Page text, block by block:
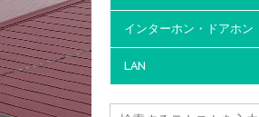
インターホン・ドアホン
LAN